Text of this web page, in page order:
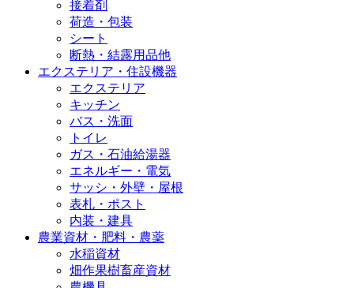
接着剤
荷造・包装
シート
断熱・結露用品他
エクステリア・住設機器
エクステリア
キッチン
バス・洗面
トイレ
ガス・石油給湯器
エネルギー・電気
サッシ・外壁・屋根
表札・ポスト
内装・建具
農業資材・肥料・農薬
水稲資材
畑作果樹畜産資材